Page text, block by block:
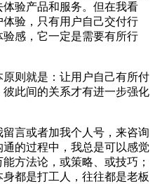
验产品和服务。但在我看
验，只有用户自己交付行
感，它一定是需要有所行
则就是：让用户自己有所付
此间的关系才有进一步强化
言或者加我个人号，来咨询
的过程中，我总是可以感觉
方法论，或策略、或技巧；
都是打工人，往往都是老板